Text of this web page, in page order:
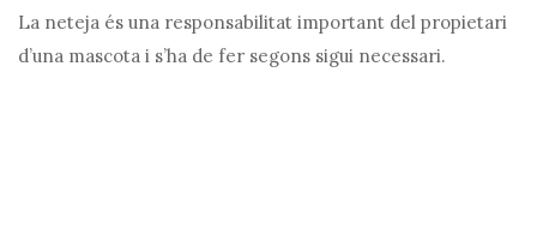
La neteja és una responsabilitat important del propietari
d’una mascota i s’ha de fer segons sigui necessari.